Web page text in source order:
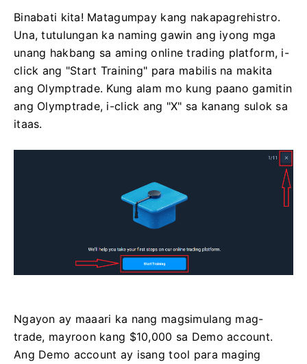
Binabati kita! Matagumpay kang nakapagrehistro.
Una, tutulungan ka naming gawin ang iyong mga
unang hakbang sa aming online trading platform, i-
click ang "Start Training" para mabilis na makita
ang Olymptrade. Kung alam mo kung paano gamitin
ang Olymptrade, i-click ang "X" sa kanang sulok sa
itaas.
Ngayon ay maaari ka nang magsimulang mag-
trade, mayroon kang $10,000 sa Demo account.
Ang Demo account ay isang tool para maging